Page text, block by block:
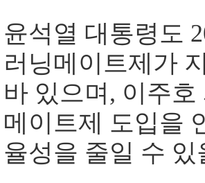
윤석열 대통령도
러닝메이트제가
바 있으며, 이주
메이트제 도입을
율성을 줄일 수